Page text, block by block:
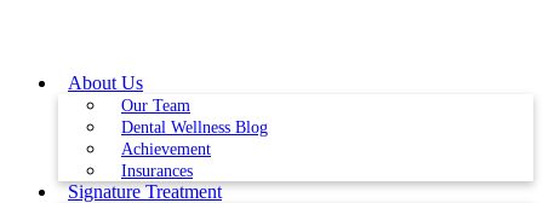
About Us
Our Team
Dental Wellness Blog
Achievement
Insurances
Signature Treatment